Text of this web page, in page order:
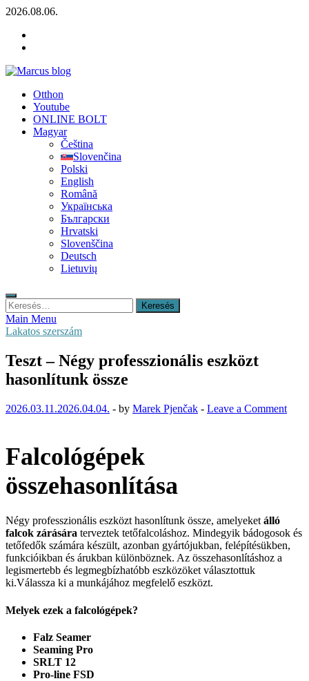
Skip
content
2026.08.06.
NÁRADIE
Marcus blog
Stavebné profily, náradie, izolácie
Otthon
Youtube
ONLINE BOLT
Magyar
Čeština
Slovenčina
Polski
English
Română
Українська
Български
Hrvatski
Slovenščina
Deutsch
Lietuvių
Keresés:
Main Menu
Lakatos szerszám
Teszt – Négy professzionális eszközt
hasonlítunk össze
2026.03.11.2026.04.04. - by Marek Pjenčak - Leave a Comment
Falcológépek
összehasonlítása
Négy professzionális eszközt hasonlítunk össze, amelyeket álló
falcok zárására terveztek tetőfalcoláshoz. Mindegyik bádogosok és
tetőfedők számára készült, azonban gyártójukban, felépítésükben,
funkcióikban és árukban különböznek. Az összehasonlításhoz a
legismertebb és legmegbízhatóbb eszközöket választottuk
ki.Válassza ki a munkájához megfelelő eszközt.
Melyek ezek a falcológépek?
Falz Seamer
Seaming Pro
SRLT 12
Pro-line FSD